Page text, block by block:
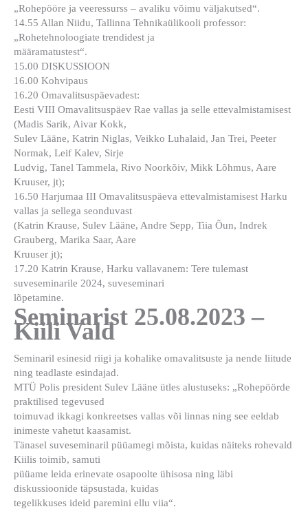
„Rohepööre ja veeressurss – avaliku võimu väljakutsed“.
14.55 Allan Niidu, Tallinna Tehnikaülikooli professor:
„Rohetehnoloogiate trendidest ja
määramatustest“.
15.00 DISKUSSIOON
16.00 Kohvipaus
16.20 Omavalitsuspäevadest:
Eesti VIII Omavalitsuspäev Rae vallas ja selle ettevalmistamisest
(Madis Sarik, Aivar Kokk,
Sulev Lääne, Katrin Niglas, Veikko Luhalaid, Jan Trei, Peeter
Normak, Leif Kalev, Sirje
Ludvig, Tanel Tammela, Rivo Noorkõiv, Mikk Lõhmus, Aare
Kruuser, jt);
16.50 Harjumaa III Omavalitsuspäeva ettevalmistamisest Harku
vallas ja sellega seonduvast
(Katrin Krause, Sulev Lääne, Andre Sepp, Tiia Õun, Indrek
Grauberg, Marika Saar, Aare
Kruuser jt);
17.20 Katrin Krause, Harku vallavanem: Tere tulemast
suveseminarile 2024, suveseminari
lõpetamine.
Seminarist 25.08.2023 –
Kiili Vald
Seminaril esinesid riigi ja kohalike omavalitsuste ja nende liitude
ning teadlaste esindajad.
MTÜ Polis president Sulev Lääne ütles alustuseks: „Rohepöörde
praktilised tegevused
toimuvad ikkagi konkreetses vallas või linnas ning see eeldab
inimeste vahetut kaasamist.
Tänasel suveseminaril püüamegi mõista, kuidas näiteks rohevald
Kiilis toimib, samuti
püüame leida erinevate osapoolte ühisosa ning läbi
diskussioonide täpsustada, kuidas
tegelikkuses ideid paremini ellu viia“.